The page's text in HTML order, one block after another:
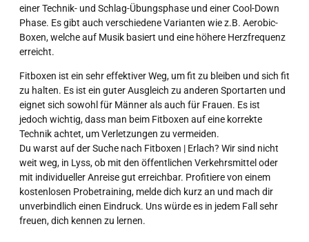
einer Technik- und Schlag-Übungsphase und einer Cool-Down
Phase. Es gibt auch verschiedene Varianten wie z.B. Aerobic-
Boxen, welche auf Musik basiert und eine höhere Herzfrequenz
erreicht.
Fitboxen ist ein sehr effektiver Weg, um fit zu bleiben und sich fit
zu halten. Es ist ein guter Ausgleich zu anderen Sportarten und
eignet sich sowohl für Männer als auch für Frauen. Es ist
jedoch wichtig, dass man beim Fitboxen auf eine korrekte
Technik achtet, um Verletzungen zu vermeiden.
Du warst auf der Suche nach Fitboxen | Erlach? Wir sind nicht
weit weg, in Lyss, ob mit den öffentlichen Verkehrsmittel oder
mit individueller Anreise gut erreichbar. Profitiere von einem
kostenlosen Probetraining, melde dich kurz an und mach dir
unverbindlich einen Eindruck. Uns würde es in jedem Fall sehr
freuen, dich kennen zu lernen.